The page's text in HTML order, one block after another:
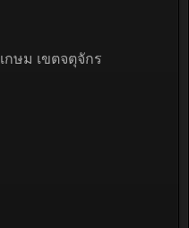
กษม เขตจตุจักร